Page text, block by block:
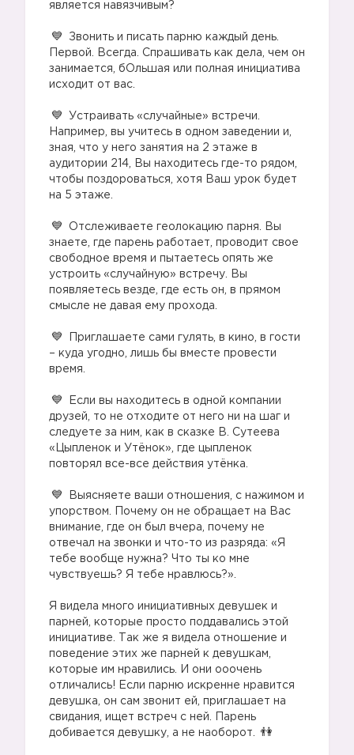
является навязчивым?
Звонить и писать парню каждый день.
Первой. Всегда. Спрашивать как дела, чем он
занимается, бОльшая или полная инициатива
исходит от вас.
Устраивать «случайные» встречи.
Например, вы учитесь в одном заведении и,
зная, что у него занятия на 2 этаже в
аудитории 214, Вы находитесь где-то рядом,
чтобы поздороваться, хотя Ваш урок будет
на 5 этаже.
Отслеживаете геолокацию парня. Вы
знаете, где парень работает, проводит свое
свободное время и пытаетесь опять же
устроить «случайную» встречу. Вы
появляетесь везде, где есть он, в прямом
смысле не давая ему прохода.
Приглашаете сами гулять, в кино, в гости
– куда угодно, лишь бы вместе провести
время.
Если вы находитесь в одной компании
друзей, то не отходите от него ни на шаг и
следуете за ним, как в сказке В. Сутеева
«Цыпленок и Утёнок», где цыпленок
повторял все-все действия утёнка.
Выясняете ваши отношения, с нажимом и
упорством. Почему он не обращает на Вас
внимание, где он был вчера, почему не
отвечал на звонки и что-то из разряда: «Я
тебе вообще нужна? Что ты ко мне
чувствуешь? Я тебе нравлюсь?».
Я видела много инициативных девушек и
парней, которые просто поддавались этой
инициативе. Так же я видела отношение и
поведение этих же парней к девушкам,
которые им нравились. И они ооочень
отличались! Если парню искренне нравится
девушка, он сам звонит ей, приглашает на
свидания, ищет встреч с ней. Парень
добивается девушку, а не наоборот.